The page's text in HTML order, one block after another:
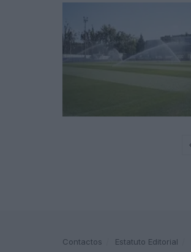
Contactos Estatuto Editorial